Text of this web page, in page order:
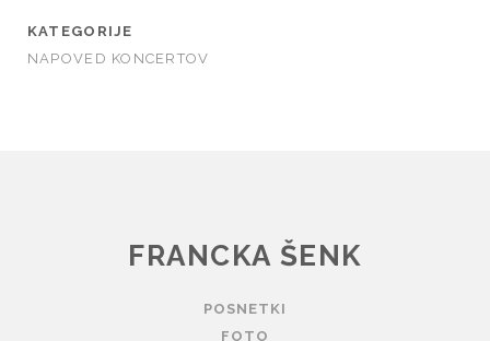
KATEGORIJE
NAPOVED KONCERTOV
FRANCKA ŠENK
POSNETKI
FOTO